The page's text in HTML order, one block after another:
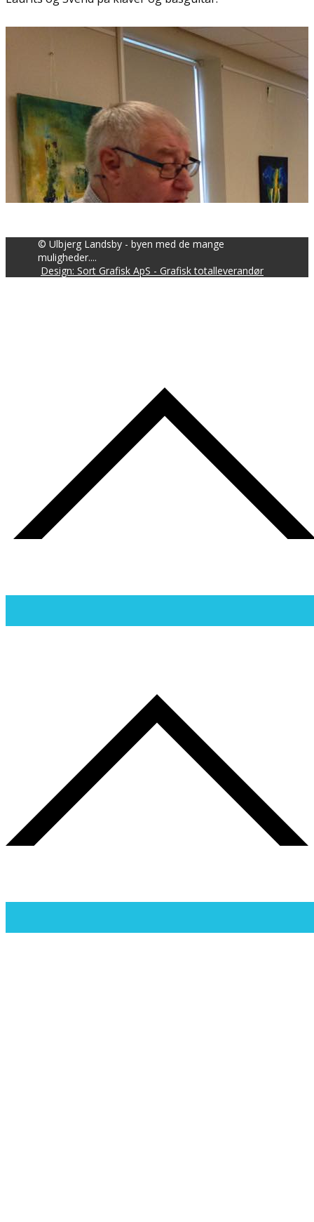
© Ulbjerg Landsby - byen med de mange
muligheder....
Design: Sort Grafisk ApS - Grafisk totalleverandør